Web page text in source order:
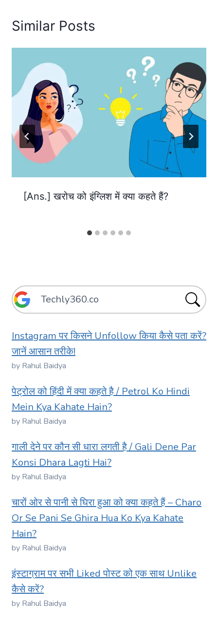
Similar Posts
[Ans.] खरोच को इंग्लिश में क्या कहते हैं?
Instagram पर किसने Unfollow किया कैसे पता करें?
जानें आसान तरीके!
by Rahul Baidya
पेट्रोल को हिंदी में क्या कहते है / Petrol Ko Hindi
Mein Kya Kahate Hain?
by Rahul Baidya
गाली देने पर कौन सी धारा लगती है / Gali Dene Par
Konsi Dhara Lagti Hai?
by Rahul Baidya
चारों ओर से पानी से घिरा हुआ को क्या कहते हैं – Charo
Or Se Pani Se Ghira Hua Ko Kya Kahate
Hain?
by Rahul Baidya
इंस्टाग्राम पर सभी Liked पोस्ट को एक साथ Unlike
कैसे करें?
by Rahul Baidya